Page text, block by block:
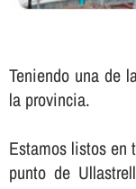
Teniendo una de
la provincia.
Estamos listos en
punto de